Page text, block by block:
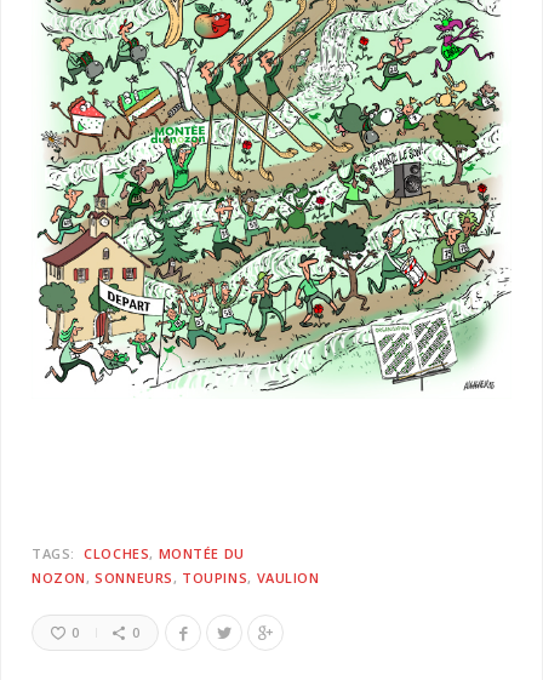
TAGS: CLOCHES MONTÉE DU
NOZON
SONNEURS TOUPINS VAULION
0 0